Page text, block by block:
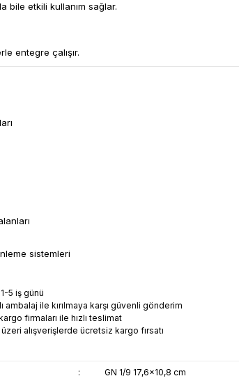
bile etkili kullanım sağlar.
entegre çalışır.
sistemleri
1-5 iş günü
ambalaj ile kırılmaya karşı güvenli gönderim
firmaları ile hızlı teslimat
alışverişlerde ücretsiz kargo fırsatı
: GN 1/9 17,6x10,8 cm